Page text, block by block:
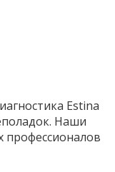
Estina
Наши
профессионалов